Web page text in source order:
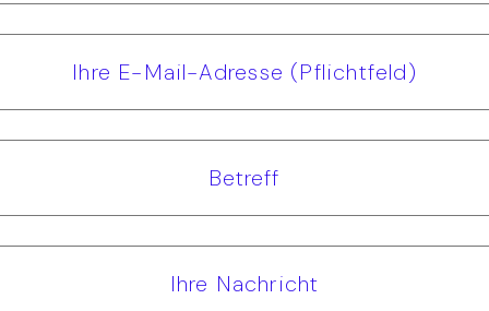
Ihre E-Mail-Adresse (Pflichtfeld)
Betreff
Ihre Nachricht